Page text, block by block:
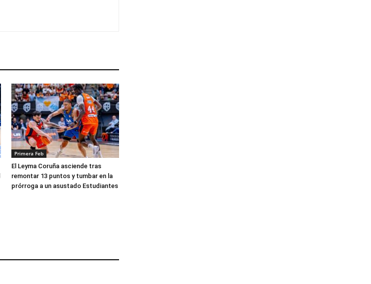
Primera Feb
El Leyma Coruña asciende tras
remontar 13 puntos y tumbar en la
prórroga a un asustado Estudiantes